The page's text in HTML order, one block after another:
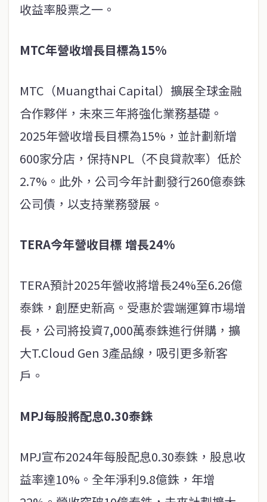
收益率股票之一。
MTC年營收增長目標為15%
MTC（Muangthai Capital）擴展全球金融
合作夥伴，未來三年將強化業務基礎。
2025年營收增長目標為15%，並計劃新增
600家分店，保持NPL（不良貸款率）低於
2.7%。此外，公司今年計劃發行260億泰銖
公司債，以支持業務發展。
TERA今年營收目標 增長24%
TERA預計2025年營收將增長24%至6.26億
泰銖，創歷史新高。受惠於雲端運算市場增
長，公司將投資7,000萬泰銖進行併購，擴
大T.Cloud Gen 3產品線，吸引更多新客
戶。
MPJ每股將配息0.30泰銖
MPJ宣布2024年每股配息0.30泰銖，股息收
益率達10%。全年淨利9.8億銖，年增